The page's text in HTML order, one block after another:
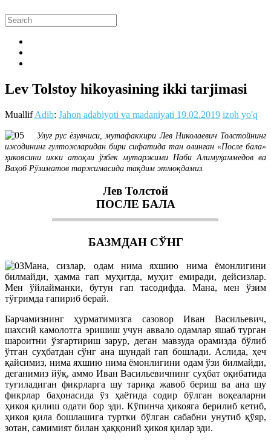
Lev Tolstoy hikoyasining ikki tarjimasi
MuallifAdib: Jahon adabiyoti va madaniyati 19.02.2019 izoh yo'q
Улуғ рус ёзувчиси, мутафаккири Лев Николаевич Толстойнинг
ижодининг гултожларидан бири сифатида тан олинган «После бала»
ҳикоясини икки атоқли ўзбек мутаржими Наби Алимуҳаммедов ва
Ваҳоб Рўзиматов таржимасида тақдим этмоқдамиз.
Лев Толстой
ПОСЛЕ БАЛА
БАЗМДАН СЎНГ
Мана, сизлар, одам нима яхшию нима ёмонлигини
билмайди, ҳамма гап муҳитда, муҳит емиради, дейсизлар.
Мен ўйлайманки, бутун гaп тасодифда. Мана, мен ўзим
тўғримда гапириб берай.
Барчамизнинг ҳурматимизга сазовор Иван Васильевич,
шахсий камолотга эришиш учун аввало одамлар яшаб турган
шароитни ўзгартириш зарур, деган мавзуда орамизда бўлиб
ўтган суҳбатдан сўнг ана шундай гaп бошлади. Аслида, ҳеч
қайсимиз, нима яхшию нима ёмонлигини одам ўзи билмайди,
деганимиз йўқ, аммо Иван Васильевичнинг суҳбат оқибатида
туғиладиган фикрларга шу тариқа жавоб бериш ва ана шу
фикрлар баҳонасида ўз ҳаётида содир бўлган воқеаларни
ҳикоя қилиш одати бор эди. Кўпинча ҳикояга берилиб кетиб,
ҳикоя қила бошлашига тypтки бўлган сабабни унутиб қўяр,
зотан, самимият билан ҳаққоний ҳикоя қилар эди.